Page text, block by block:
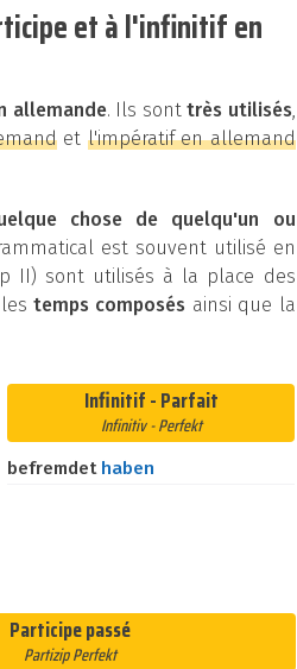
et à l'infinitif en
allemande. Ils sont très utilisés,
et l'impératif en allemand
chose de quelqu'un ou
est souvent utilisé en
II) sont utilisés à la place des
temps composés ainsi que la
Infinitif - Parfait
Infinitiv - Perfekt
befremdet haben
Participe passé
Partizip Perfekt